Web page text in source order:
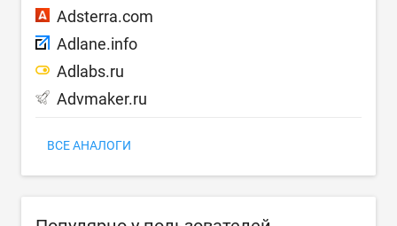
Adsterra.com
Adlane.info
Adlabs.ru
Advmaker.ru
ВСЕ АНАЛОГИ